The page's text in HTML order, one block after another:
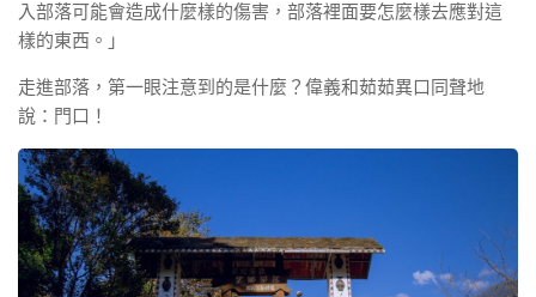
入部落可能會造成什麼樣的傷害，部落裡面要怎麼樣去應對這
樣的東西。」
走進部落，第一眼注意到的是什麼？偉義和茹茹異口同聲地
說：門口！